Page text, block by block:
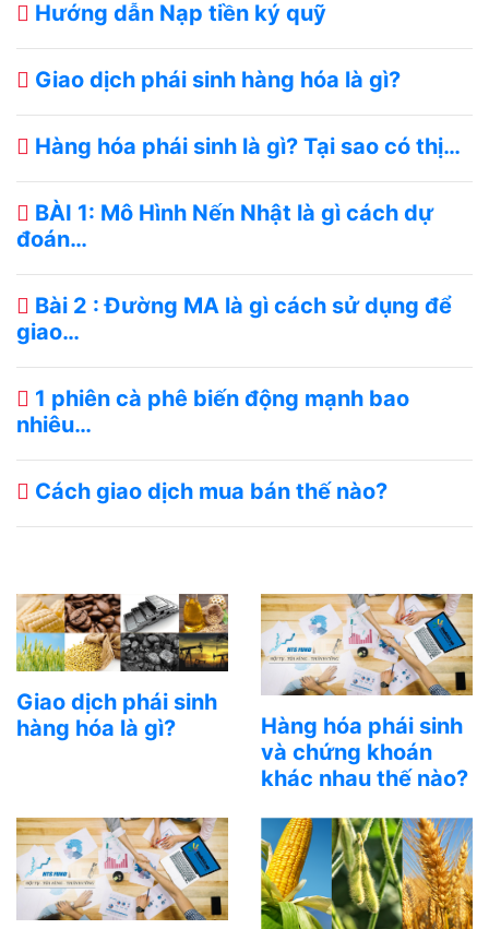
Hướng dẫn Nạp tiền ký quỹ
Giao dịch phái sinh hàng hóa là gì?
Hàng hóa phái sinh là gì? Tại sao có thị…
BÀI 1: Mô Hình Nến Nhật là gì cách dự
đoán…
Bài 2 : Đường MA là gì cách sử dụng để
giao…
1 phiên cà phê biến động mạnh bao
nhiêu…
Cách giao dịch mua bán thế nào?
Giao dịch phái sinh
hàng hóa là gì?
Hàng hóa phái sinh
và chứng khoán
khác nhau thế nào?